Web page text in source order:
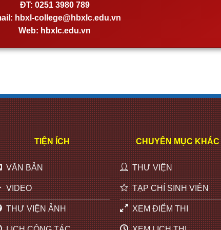
ĐT: 0251 3980 789
hbxl-college@hbxlc.edu.vn
Web: hbxlc.edu.vn
TIỆN ÍCH
VĂN BẢN
VIDEO
THƯ VIỆN ẢNH
CHUYÊN MỤC KHÁC
THƯ VIỆN
TẠP CHÍ SINH VIÊN
XEM ĐIỂM THI